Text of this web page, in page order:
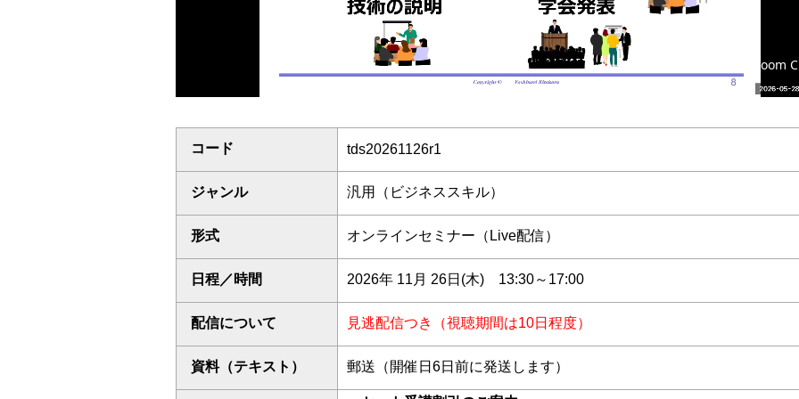
コード tds20261126r1
ジャンル 汎用（ビジネススキル）
形式 オンラインセミナー（Live配信）
日程／時間 2026年 11月 26日(木) 13:30～17:00
配信について 見逃配信つき（視聴期間は10日程度）
資料（テキスト） 郵送（開催日6日前に発送します）